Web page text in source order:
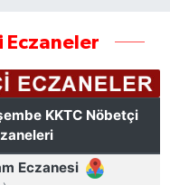
Eczaneler